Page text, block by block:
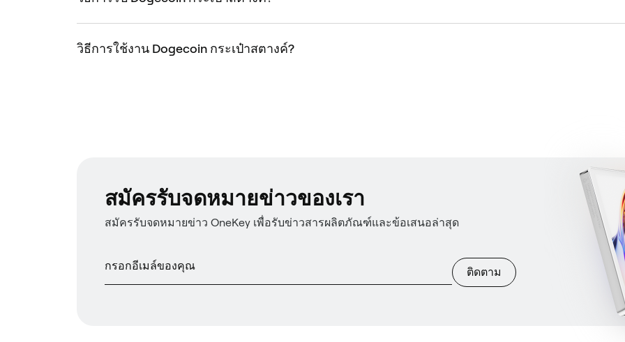
วิธีการใช้งาน Dogecoin กระเป๋าสตางค์?
สมัครรับจดหมายข่าวของเรา
สมัครรับจดหมายข่าว OneKey เพื่อรับข่าวสารผลิตภัณฑ์และข้อเสนอล่าสุด
ติดตาม